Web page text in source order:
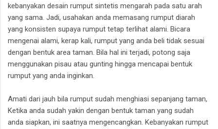
kebanyakan desain rumput sintetis mengarah pada satu arah
yang sama. Jadi, usahakan anda memasang rumput diarah
yang konsisten supaya rumput tetap terlihat alami. Bicara
mengenai alami, kerap kali, rumput yang anda beli tidak sesuai
dengan bentuk area taman. Bila hal ini terjadi, potong saja
menggunakan pisau atau gunting hingga mencapai bentuk
rumput yang anda inginkan.
Amati dari jauh bila rumput sudah menghiasi sepanjang taman,
Ketika anda sudah yakin dengan bentuk taman yang sudah
anda siapkan, ini saatnya mengencangkan. Kebanyakan rumput